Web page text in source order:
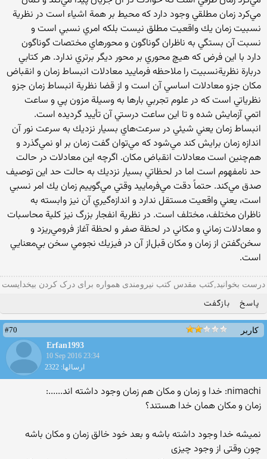
مي‌كرد زمان مطلقي وجود دارد كه محيط بر همة ‌اشياء است در نظرية
نسبيت زمان يك واقعيت مطلق نيست بلكه امري نسبي است و
نسبت آن بستگي به ناظران گوناگون و محورهاي مختصات گوناگون
دارد با اين فرض كه هيچ محوري بر محور ديگر برتري ندارد. هر كتابي
دربارة نظرية‌نسبيت را ملاحظه فرماييد معادلات انبساط زمان و انقباض
مكان جزو معادلات اساسي آن است و از قضا نظرية انبساط زمان جزو
نظرياتي است كه در علوم تجربي بارها به وسيلة مزون پي و ساعت
اتمي آزمايش شده و تا اين ساعت درستي آن تأييد گرديده است.
انبساط زمان يعني شيئي در سرعت‌هاي بسيار نزديك به سرعت نور آن
اندازه زمان برايش كند مي‌شود كه مي‌توان گفت زمان بر او نمي‌گذرد و
هم‌چنين است معادلات انقباض مكان. اگرچه اين معادلات در حالت
حد نامفهوم است اما در لحظاتي بسيار نزديك به حالت حد اين توصيف
صدق مي‌كند. حتماً دقت مي‌فرماييد وقتي مي‌گوييم زمان يك امر نسبي
است، يعني واقعيت مستقل ندارد و اندازه‌گيري آن نيز وابسته به
ناظران مختلف، مختلف است. در نظرية انفجار بزرگ نيز كلية محاسبات
و معادلات زماني و مكاني در لحظة صفر و لحظة آغاز فرومي‌ريزد و
سخن‌گفتن از زمان و مكان قبل‌از آن در فيزيك نجومي سخن بي‌معنايي
است.
درست بخوانید,کتب مقدس کتب نیرومندی همواره برای درک کردن بیخدایست
پاسخ بازگفت
کاربر
#70
Erfan1993
10 Sep 2016 23:34
ارسالها: 2322
nimachi: خدا و زمان و مکان هم زمان وجود داشته اند......:
زمان و مکان همان خدا هستند؟
نمیشه خدا وجود داشته باشه و بعد خود خالق زمان و مکان باشه
چون وقتی از وجود چیزی